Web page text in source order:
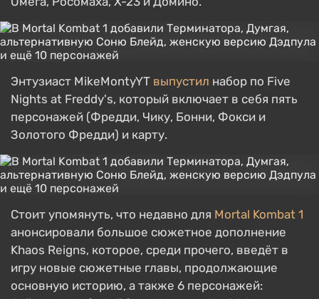
Энтузиаст MikeMontyYT выпустил набор по Five
Nights at Freddy's, который включает в себя пять
персонажей (Фредди, Чику, Бонни, Фокси и
Золотого Фредди) и карту.
Стоит упомянуть, что недавно для Mortal Kombat 1
анонсировали большое сюжетное дополнение
Khaos Reigns, которое, среди прочего, введёт в
игру новые сюжетные главы, продолжающие
основную историю, а также 6 персонажей: